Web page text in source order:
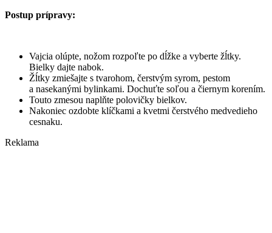
Postup prípravy:
Vajcia olúpte, nožom rozpoľte po dĺžke a vyberte žĺtky.
Bielky dajte nabok.
Žĺtky zmiešajte s tvarohom, čerstvým syrom, pestom
a nasekanými bylinkami. Dochuťte soľou a čiernym korením.
Touto zmesou naplňte polovičky bielkov.
Nakoniec ozdobte klíčkami a kvetmi čerstvého medvedieho
cesnaku.
Reklama